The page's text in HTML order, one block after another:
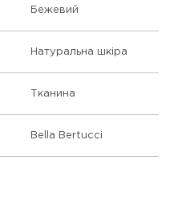
Бежевий
Натуральна шкіра
Тканина
Bella Bertucci